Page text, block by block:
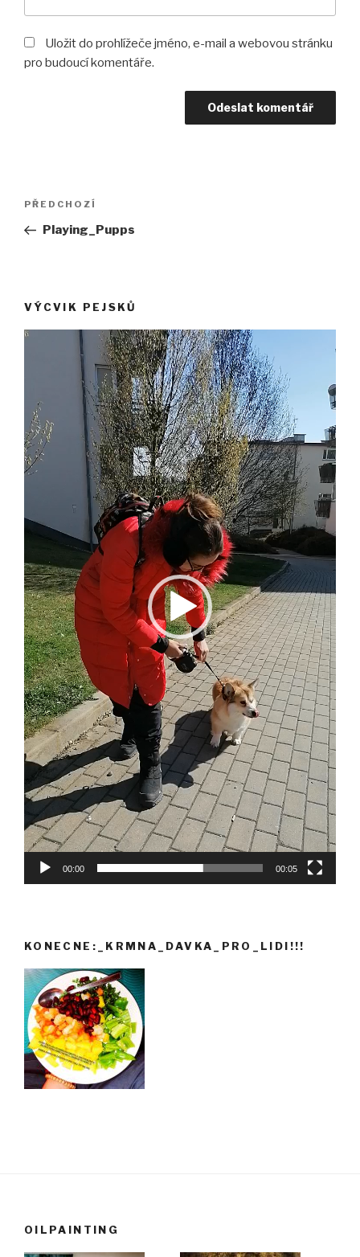
Uložit do prohlížeče jméno, e-mail a webovou stránku
pro budoucí komentáře.
Navigace
příspěvek
Předchozí
příspěvek
PŘEDCHOZÍ
Playing_Pupps
VÝCVIK PEJSKŮ
Video
00:00 00:05
KONECNE:_KRMNA_DAVKA_PRO_LIDI!!!
OILPAINTING